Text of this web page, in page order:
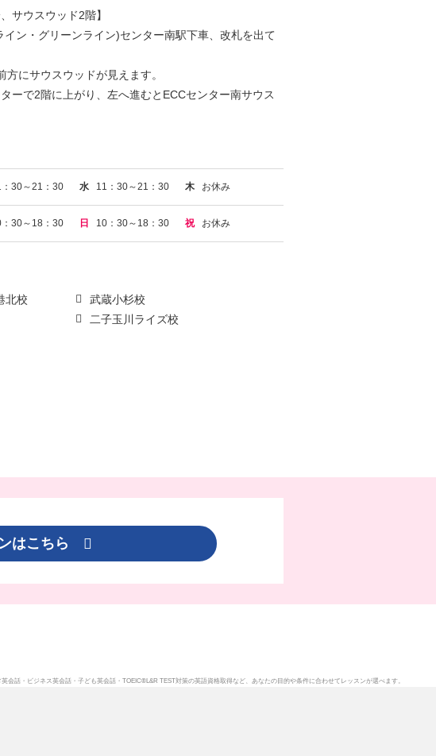
サウスウッド2階】
ン・グリーンライン)センター南駅下車、改札を出て
にサウスウッドが見えます。
ーで2階に上がり、左へ進むとECCセンター南サウス
：30～21：30 水 11：30～21：30 木 お休み
：30～18：30 日 10：30～18：30 祝 お休み
北校
武蔵小杉校
二子玉川ライズ校
はこちら
英会話・ ビジネス英会話・ 子ども英会話・ TOEIC®L&R TEST対策の英語資格取得など、あなたの目的や条件に合わせてレッスンが選べます。